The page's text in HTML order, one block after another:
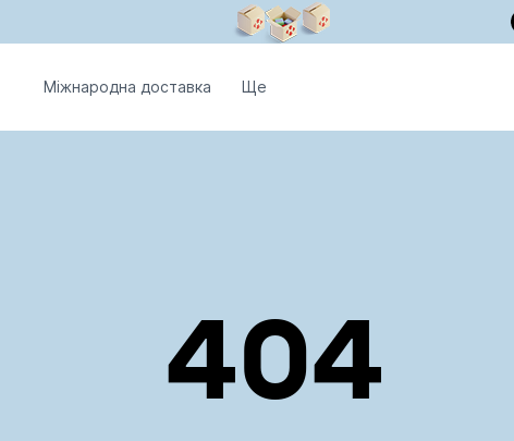
Міжнародна доставка Ще
404